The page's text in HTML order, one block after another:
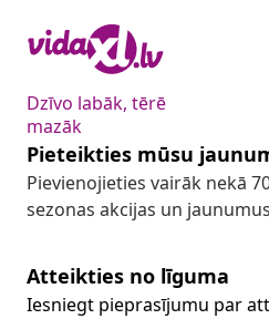
Dzīvo labāk, tērē
mazāk
Pieteikties mūsu
Pievienojieties vairāk nekā
sezonas akcijas un
Atteikties no līguma
Iesniegt pieprasījumu par